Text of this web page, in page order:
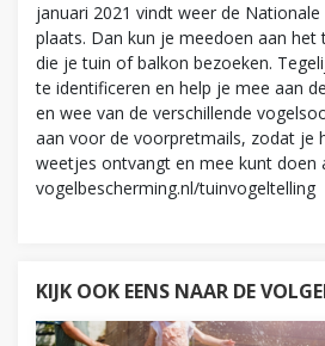
januari 2021 vindt weer de
plaats. Dan kun je meedoen aan het
die je tuin of balkon bezoeken.
te identificeren en help je mee aan
en wee van de verschillende
aan voor de voorpretmails, zodat je
weetjes ontvangt en mee kunt doen
vogelbescherming.nl/tuinvogeltelling
KIJK OOK EENS NAAR DE